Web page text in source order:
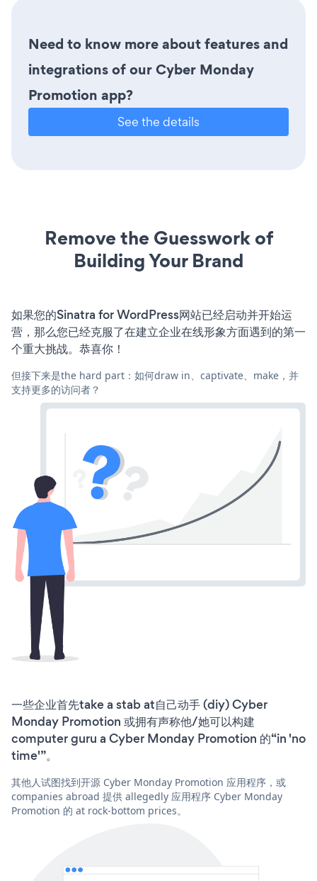
Need to know more about features and
integrations of our Cyber Monday
Promotion app?
See the details
Remove the Guesswork of
Building Your Brand
如果您的Sinatra for WordPress网站已经启动并开始运
营，那么您已经克服了在建立企业在线形象方面遇到的第一
个重大挑战。恭喜你！
但接下来是the hard part：如何draw in、captivate、make，并
支持更多的访问者？
一些企业首先take a stab at自己动手 (diy) Cyber
Monday Promotion 或拥有声称他/她可以构建
computer guru a Cyber Monday Promotion 的“in 'no
time'”。
其他人试图找到开源 Cyber Monday Promotion 应用程序，或
companies abroad 提供 allegedly 应用程序 Cyber Monday
Promotion 的 at rock-bottom prices。